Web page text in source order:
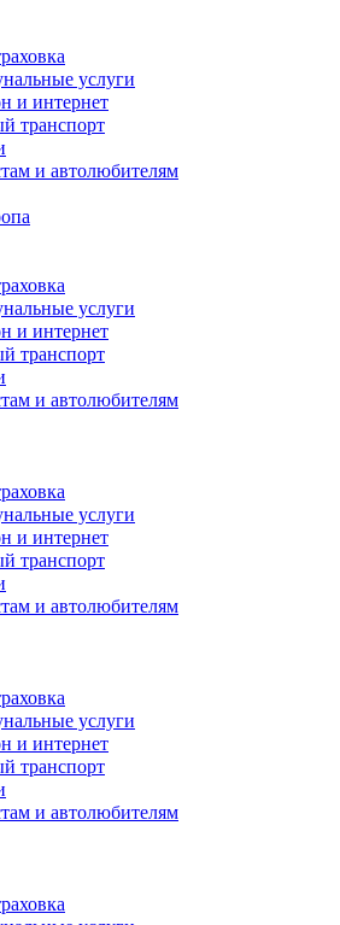
услуги
и интернет
транспорт
и автолюбителям
услуги
и интернет
транспорт
и автолюбителям
услуги
и интернет
транспорт
и автолюбителям
услуги
и интернет
транспорт
и автолюбителям